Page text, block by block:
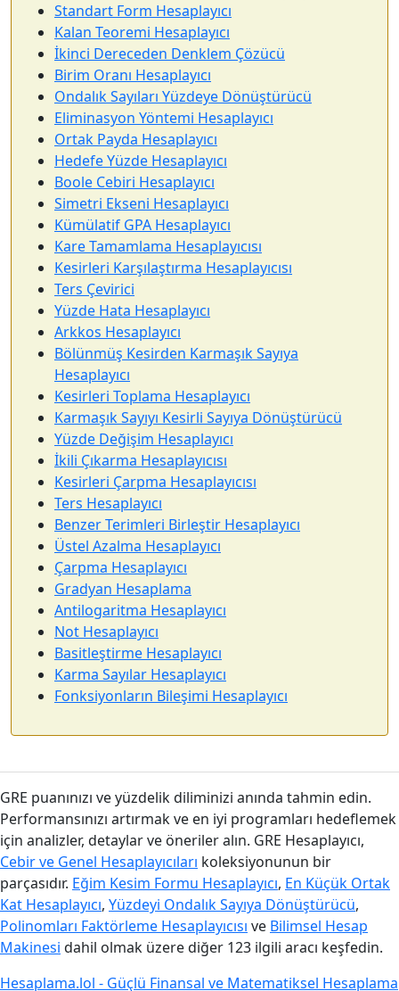
Standart Form Hesaplayıcı
Kalan Teoremi Hesaplayıcı
İkinci Dereceden Denklem Çözücü
Birim Oranı Hesaplayıcı
Ondalık Sayıları Yüzdeye Dönüştürücü
Eliminasyon Yöntemi Hesaplayıcı
Ortak Payda Hesaplayıcı
Hedefe Yüzde Hesaplayıcı
Boole Cebiri Hesaplayıcı
Simetri Ekseni Hesaplayıcı
Kümülatif GPA Hesaplayıcı
Kare Tamamlama Hesaplayıcısı
Kesirleri Karşılaştırma Hesaplayıcısı
Ters Çevirici
Yüzde Hata Hesaplayıcı
Arkkos Hesaplayıcı
Bölünmüş Kesirden Karmaşık Sayıya
Hesaplayıcı
Kesirleri Toplama Hesaplayıcı
Karmaşık Sayıyı Kesirli Sayıya Dönüştürücü
Yüzde Değişim Hesaplayıcı
İkili Çıkarma Hesaplayıcısı
Kesirleri Çarpma Hesaplayıcısı
Ters Hesaplayıcı
Benzer Terimleri Birleştir Hesaplayıcı
Üstel Azalma Hesaplayıcı
Çarpma Hesaplayıcı
Gradyan Hesaplama
Antilogaritma Hesaplayıcı
Not Hesaplayıcı
Basitleştirme Hesaplayıcı
Karma Sayılar Hesaplayıcı
Fonksiyonların Bileşimi Hesaplayıcı
GRE puanınızı ve yüzdelik diliminizi anında tahmin edin.
Performansınızı artırmak ve en iyi programları hedeflemek
için analizler, detaylar ve öneriler alın. GRE Hesaplayıcı,
Cebir ve Genel Hesaplayıcıları koleksiyonunun bir
parçasıdır. Eğim Kesim Formu Hesaplayıcı, En Küçük Ortak
Kat Hesaplayıcı, Yüzdeyi Ondalık Sayıya Dönüştürücü,
Polinomları Faktörleme Hesaplayıcısı ve Bilimsel Hesap
Makinesi dahil olmak üzere diğer 123 ilgili aracı keşfedin.
Hesaplama.lol - Güçlü Finansal ve Matematiksel Hesaplama